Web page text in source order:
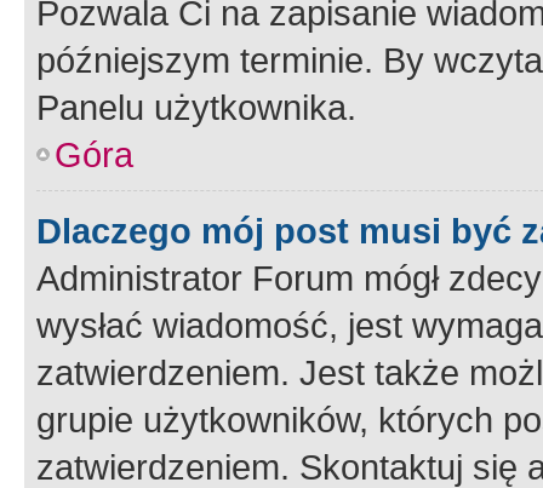
Pozwala Ci na zapisanie
późniejszym terminie. By
Panelu użytkownika.
Góra
Dlaczego mój post musi być
Administrator Forum mógł
wysłać wiadomość, jest
zatwierdzeniem. Jest także
grupie użytkowników, których
zatwierdzeniem. Skontaktuj się